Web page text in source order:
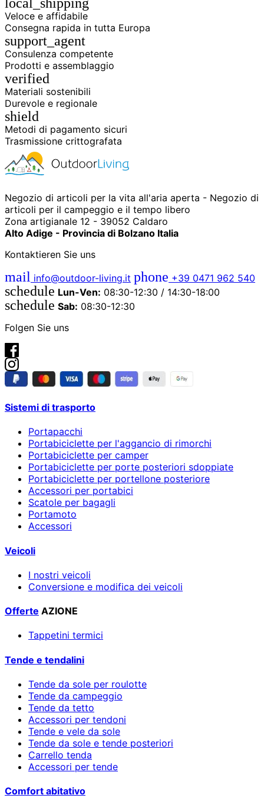
phone
+39
0471
962
540
4.6
Google
Facebook
Instagram
Veloce e affidabile
Consegna rapida in tutta Europa
support_agent
Consulenza competente
Prodotti e assemblaggio
verified
Materiali sostenibili
Durevole e regionale
shield
Metodi di pagamento sicuri
Trasmissione crittografata
Negozio di articoli per la vita all'aria aperta - Negozio di
articoli per il campeggio e il tempo libero
Zona artigianale 12 - 39052 Caldaro
Alto Adige - Provincia di Bolzano Italia
Kontaktieren Sie uns
mail info@outdoor-living.it phone +39 0471 962 540
schedule Lun-Ven: 08:30-12:30 / 14:30-18:00
schedule Sab: 08:30-12:30
Folgen Sie uns
Sistemi di trasporto
Portapacchi
Portabiciclette per l'aggancio di rimorchi
Portabiciclette per camper
Portabiciclette per porte posteriori sdoppiate
Portabiciclette per portellone posteriore
Accessori per portabici
Scatole per bagagli
Portamoto
Accessori
Veicoli
I nostri veicoli
Conversione e modifica dei veicoli
Offerte AZIONE
Tappetini termici
Tende e tendalini
Tende da sole per roulotte
Tende da campeggio
Tende da tetto
Accessori per tendoni
Tende e vele da sole
Tende da sole e tende posteriori
Carrello tenda
Accessori per tende
Comfort abitativo